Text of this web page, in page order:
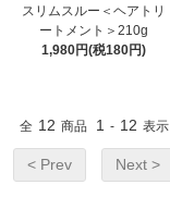
スリムスルー＜ヘアトリ
ートメント＞210g
1,980円(税180円)
全 12 商品 1 - 12 表示
< Prev Next >